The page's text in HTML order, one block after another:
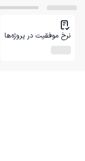
نرخ موفقیت در پروژه‌ها